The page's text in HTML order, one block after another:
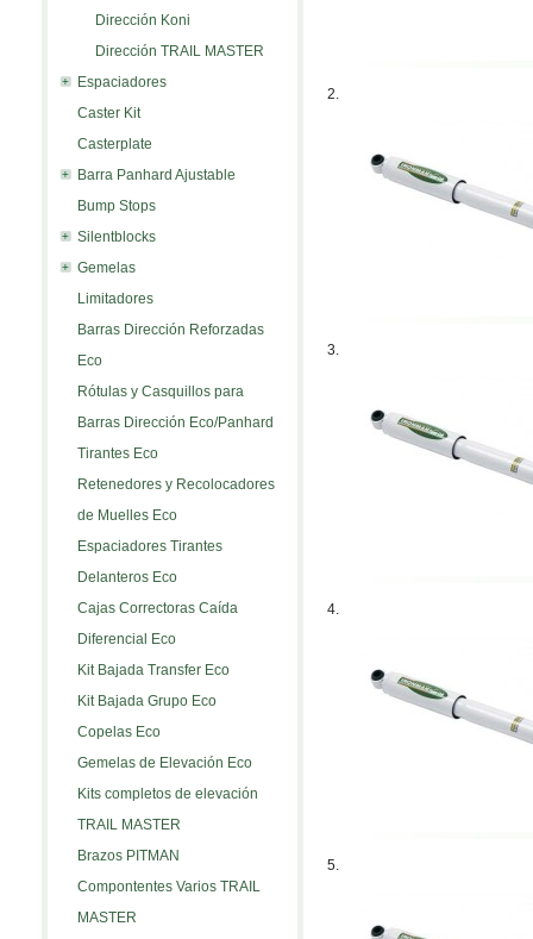
Dirección Koni
Dirección TRAIL MASTER
Espaciadores
Caster Kit
Casterplate
Barra Panhard Ajustable
Bump Stops
Silentblocks
Gemelas
Limitadores
Barras Dirección Reforzadas
Eco
Rótulas y Casquillos para
Barras Dirección Eco/Panhard
Tirantes Eco
Retenedores y Recolocadores
de Muelles Eco
Espaciadores Tirantes
Delanteros Eco
Cajas Correctoras Caída
Diferencial Eco
Kit Bajada Transfer Eco
Kit Bajada Grupo Eco
Copelas Eco
Gemelas de Elevación Eco
Kits completos de elevación
TRAIL MASTER
Brazos PITMAN
Compontentes Varios TRAIL
MASTER
2.
3.
4.
5.